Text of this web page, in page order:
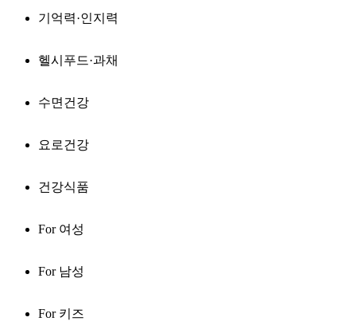
기억력·인지력
헬시푸드·과채
수면건강
요로건강
건강식품
For 여성
For 남성
For 키즈